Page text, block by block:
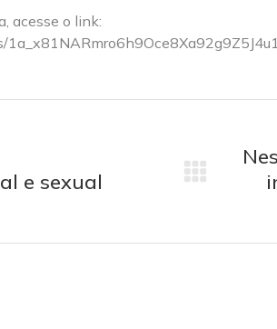
acesse o link:
e sexual